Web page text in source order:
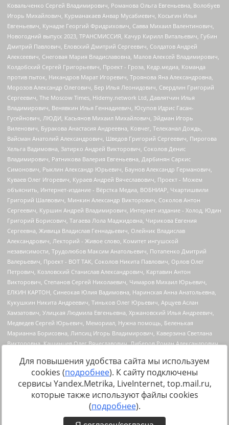
Источник:https://minjust.gov.ru/uploaded/files/reestr-
inostrannyih-agentov-22-03-2024.pdfданные на22.03.2024
Для повышения удобства сайта мы используем
cookies (подробнее). К сайту подключены
сервисы Yandex.Metrika, LiveInternet, top.mail.ru,
которые также используют файлы cookies
(подробнее).